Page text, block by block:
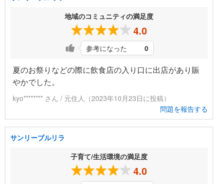
地域のコミュニティの満足度
4.0
参考になった 0
夏のお祭りなどの際に飲食店の入り口に出店があり賑
やかでした。
kyo******** さん / 元住人（2023年10月23日に投稿）
問題を報告する
サンリーブルリラ
子育て/生活環境の満足度
4.0